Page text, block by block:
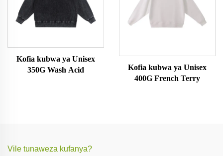
Kofia kubwa ya Unisex
350G Wash Acid
Kofia kubwa ya Unisex
400G French Terry
Vile tunaweza kufanya?